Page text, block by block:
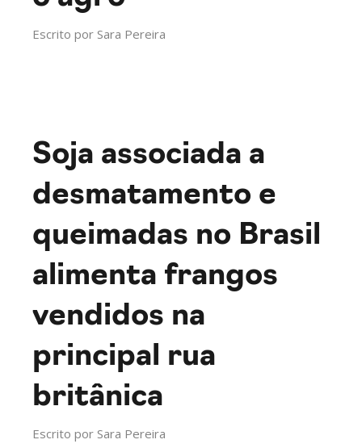
Escrito por Sara Pereira
Soja associada a
desmatamento e
queimadas no Brasil
alimenta frangos
vendidos na
principal rua
britânica
Escrito por Sara Pereira